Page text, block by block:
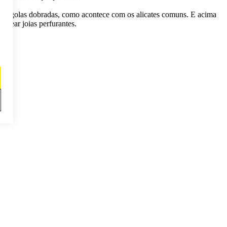
dobradas, como acontece com os alicates comuns. E acima
joias perfurantes.